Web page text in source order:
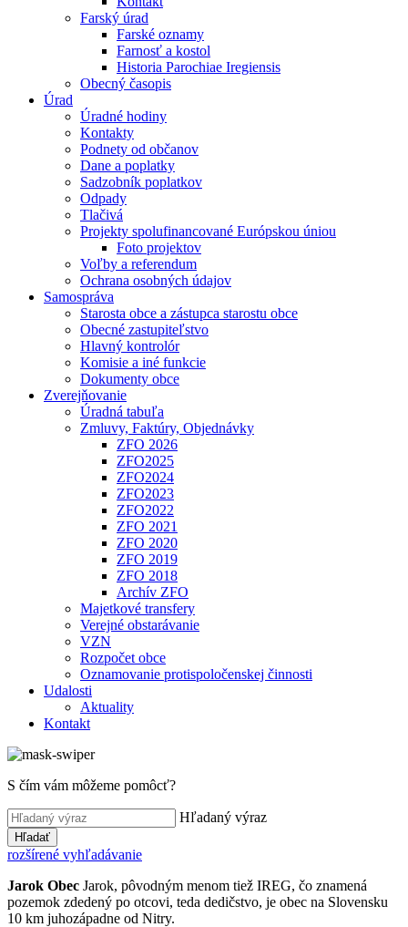
Farský úrad
Farské oznamy
Farnosť a kostol
Historia Parochiae Iregiensis
Obecný časopis
Úrad
Úradné hodiny
Kontakty
Podnety od občanov
Dane a poplatky
Sadzobník poplatkov
Odpady
Tlačivá
Projekty spolufinancované Európskou úniou
Foto projektov
Voľby a referendum
Ochrana osobných údajov
Samospráva
Starosta obce a zástupca starostu obce
Obecné zastupiteľstvo
Hlavný kontrolór
Komisie a iné funkcie
Dokumenty obce
Zverejňovanie
Úradná tabuľa
Zmluvy, Faktúry, Objednávky
ZFO 2026
ZFO2025
ZFO2024
ZFO2023
ZFO2022
ZFO 2021
ZFO 2020
ZFO 2019
ZFO 2018
Archív ZFO
Majetkové transfery
Verejné obstarávanie
VZN
Rozpočet obce
Oznamovanie protispoločenskej činnosti
Udalosti
Aktuality
Kontakt
S čím vám môžeme pomôcť?
Hľadaný výraz
Hľadať
rozšírené vyhľadávanie
Jarok Obec Jarok, pôvodným menom tiež IREG, čo znamená
pozemok zdedený po otcovi, teda dedičstvo, je obec na Slovensku
10 km juhozápadne od Nitry.